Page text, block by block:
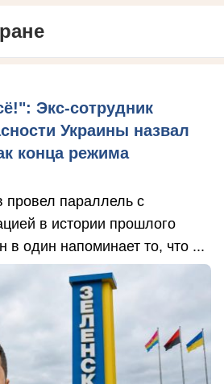
Экс-сотрудник
Украины назвал
конца режима
провел параллель с
в истории прошлого
в один напоминает то, что ...